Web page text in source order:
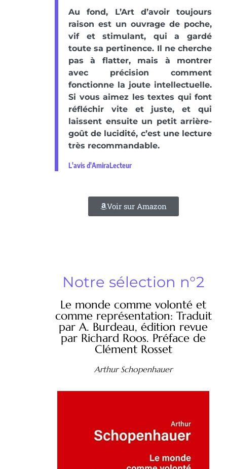
Au fond, L’Art d’avoir toujours
raison est un ouvrage de poche,
vif et stimulant, qui a gardé
toute sa pertinence. Il ne cherche
pas à flatter, mais à montrer
avec précision comment
fonctionne la joute intellectuelle.
Si vous aimez les textes qui font
réfléchir vite et juste, et qui
laissent ensuite un petit arrière-
goût de lucidité, c’est une lecture
très recommandable.
L'avis d'AmiraLecteur
Voir sur Amazon
Notre sélection n°2
Le monde comme volonté et
comme représentation: Traduit
par A. Burdeau, édition revue
par Richard Roos. Préface de
Clément Rosset
Arthur Schopenhauer